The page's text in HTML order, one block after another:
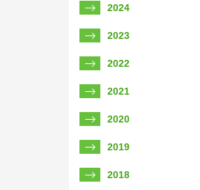
2024
2023
2022
2021
2020
2019
2018